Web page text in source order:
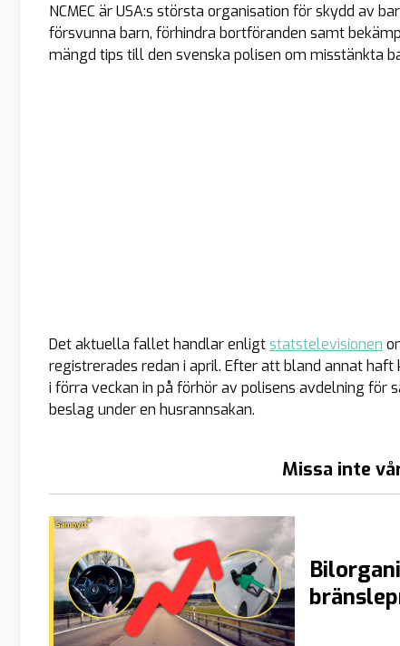
NCMEC är USA:s största organisation för skydd av
försvunna barn, förhindra bortföranden samt
mängd tips till den svenska polisen om misstänkta
Det aktuella fallet handlar enligtstatstelevisionen
registrerades redan i april. Efter att bland annat
i förra veckan in på förhör av polisens avdelning för
beslag under en husrannsakan.
Missa inte